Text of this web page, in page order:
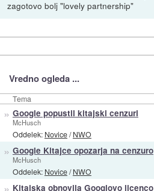
zagotovo bolj "lovely partnership"
Vredno ogleda ...
Tema
» Google popustil kitajski cenzuri
McHusch
Oddelek: Novice/NWO
» Google Kitajce opozarja na cenzuro
McHusch
Oddelek: Novice/NWO
Kitajska obnovila Googlovo licenco